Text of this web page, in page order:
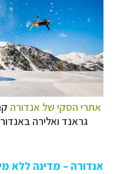
אתרי הסקי של אנדורה
גראנד ואלירה
אנדורה – מדינה ללא